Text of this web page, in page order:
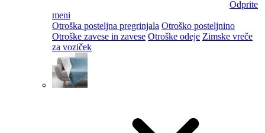
Odprite
meni
Otroška posteljna pregrinjala Otroško posteljnino
Otroške zavese in zavese Otroške odeje Zimske vreče
za voziček